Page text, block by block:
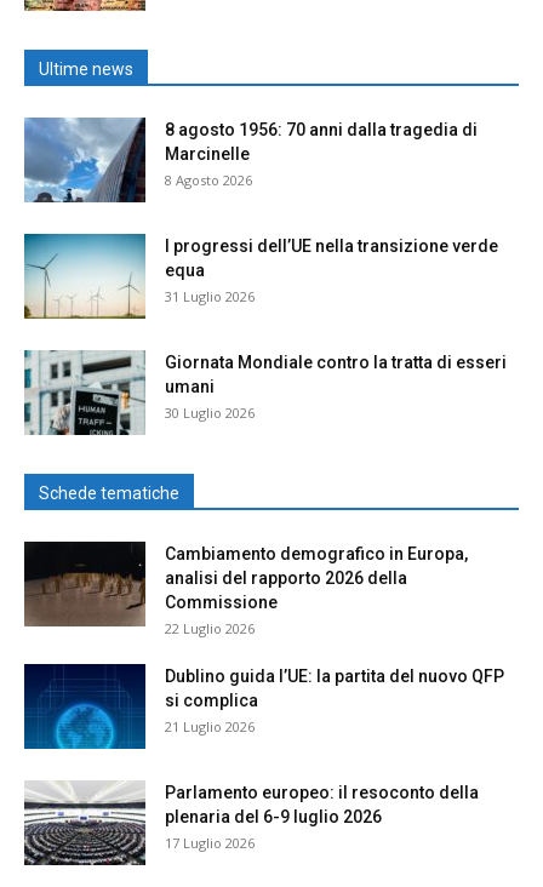
Ultime news
8 agosto 1956: 70 anni dalla tragedia di
Marcinelle
8 Agosto 2026
I progressi dell’UE nella transizione verde
equa
31 Luglio 2026
Giornata Mondiale contro la tratta di esseri
umani
30 Luglio 2026
Schede tematiche
Cambiamento demografico in Europa,
analisi del rapporto 2026 della
Commissione
22 Luglio 2026
Dublino guida l’UE: la partita del nuovo QFP
si complica
21 Luglio 2026
Parlamento europeo: il resoconto della
plenaria del 6-9 luglio 2026
17 Luglio 2026